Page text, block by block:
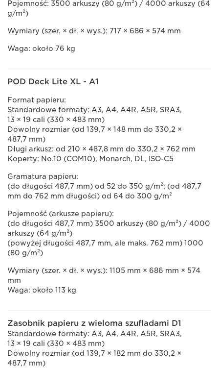
Pojemność: 3500 arkuszy (80 g/m²) / 4000 arkuszy (64
g/m²)
Wymiary (szer. × dł. × wys.): 717 × 686 × 574 mm
Waga: około 76 kg
POD Deck Lite XL - A1
Format papieru:
Standardowe formaty: A3, A4, A4R, A5R, SRA3,
13 × 19 cali (330 × 483 mm)
Dowolny rozmiar (od 139,7 × 148 mm do 330,2 ×
487,7 mm)
Długi arkusz: od 210 × 487,8 mm do 330,2 × 762 mm
Koperty: No.10 (COM10), Monarch, DL, ISO-C5
Gramatura papieru:
(do długości 487,7 mm) od 52 do 350 g/m²; (od 487,7
mm do 762 mm długości) od 64 do 300 g/m²
Pojemność (arkusze papieru):
(do długości 487,7 mm) 3500 arkuszy (80 g/m²) / 4000
arkuszy (64 g/m²)
(powyżej długości 487,7 mm, ale maks. 762 mm) 1000
(80 g/m²)
Wymiary (szer. × dł. × wys.): 1105 mm × 686 mm × 574
mm
Waga: około 113 kg
Zasobnik papieru z wieloma szufladami D1
Standardowe formaty: A3, A4, A4R, A5R, SRA3,
13 × 19 cali (330 × 483 mm)
Dowolny rozmiar (od 139,7 × 182 mm do 330,2 ×
487,7 mm)